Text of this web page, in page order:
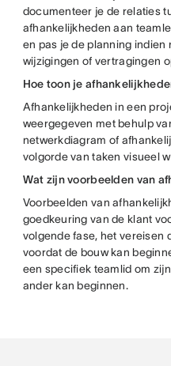
documenteer je de relaties
afhankelijkheden aan
en pas je de planning
wijzigingen of vertragingen
Hoe toon je
Afhankelijkheden in een
weergegeven met behulp
netwerkdiagram of
volgorde van taken visueel
Wat zijn voorbeelden van
Voorbeelden van
goedkeuring van de klant
volgende fase, het vereisen
voordat de bouw kan
een specifiek teamlid om
ander kan beginnen.